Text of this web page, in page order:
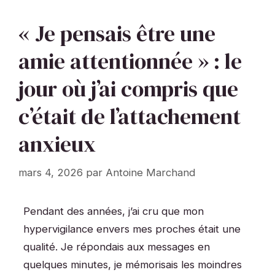
« Je pensais être une
amie attentionnée » : le
jour où j’ai compris que
c’était de l’attachement
anxieux
mars 4, 2026 par Antoine Marchand
Pendant des années, j’ai cru que mon
hypervigilance envers mes proches était une
qualité. Je répondais aux messages en
quelques minutes, je mémorisais les moindres